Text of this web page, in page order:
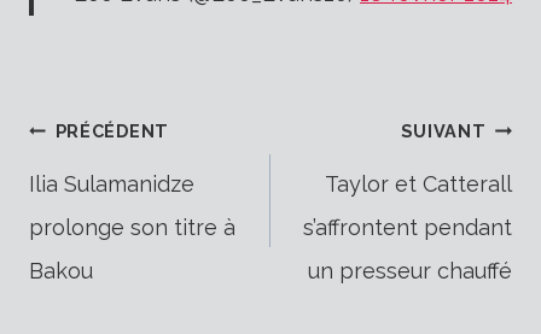
Navigation
de
PRÉCÉDENT
Ilia Sulamanidze
prolonge son titre à
Bakou
SUIVANT
Taylor et Catterall
s’affrontent pendant
un presseur chauffé